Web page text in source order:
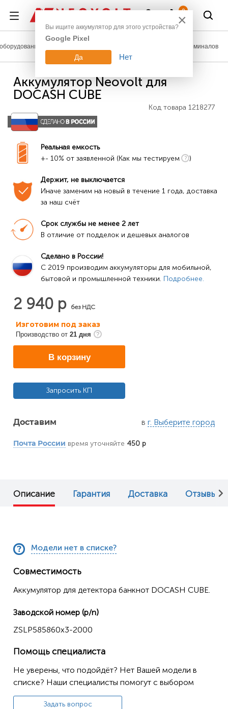
0
Аккумуляторы для сканеров штрих-кодов и терминалов
Аккумулятор Neovolt для
DOCASH CUBE
Код товара 1218277
Реальная емкость
+- 10% от заявленной (Как мы тестируем
)
Держит, не выключается
Иначе заменим на новый в течение 1 года, доставка
за наш счёт
Срок службы не менее 2 лет
В отличие от подделок и дешевых аналогов
Сделано в России!
C 2019 производим аккумуляторы для мобильной,
бытовой и промышленной техники. Подробнее.
2 940 р без НДС
Изготовим под заказ
Производство от 21 дня
В корзину
Запросить КП
Доставим в г. Выберите город
Почта России время уточняйте 450 р
Описание Гарантия Доставка Отзывы (0)
Модели нет в списке?
Совместимость
Аккумулятор для детектора банкнот DOCASH CUBE.
Заводской номер (p/n)
ZSLP585860x3-2000
Помощь специалиста
Не уверены, что подойдёт? Нет Вашей модели в
списке? Наши специалисты помогут с выбором
Задать вопрос
×
Вы ищите аккумулятор для этого устройства?
Google Pixel
Да Нет